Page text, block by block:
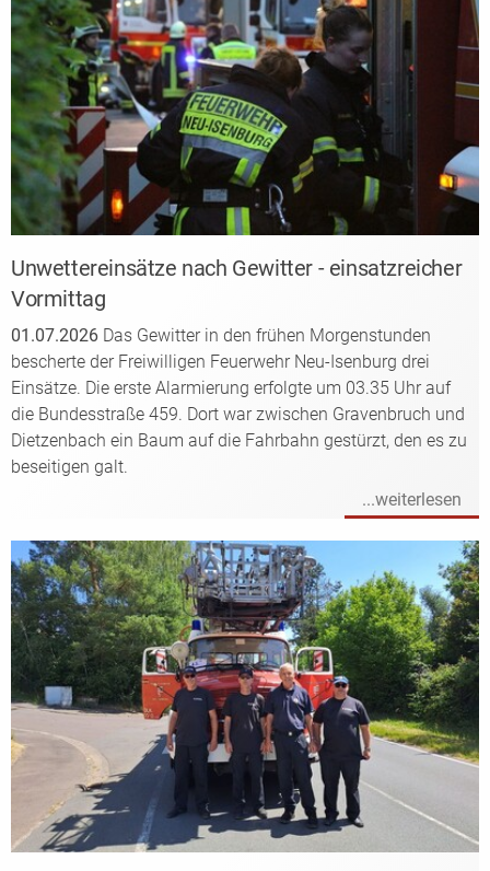
Unwettereinsätze nach Gewitter - einsatzreicher
Vormittag
01.07.2026 Das Gewitter in den frühen Morgenstunden
bescherte der Freiwilligen Feuerwehr Neu-Isenburg drei
Einsätze. Die erste Alarmierung erfolgte um 03.35 Uhr auf
die Bundesstraße 459. Dort war zwischen Gravenbruch und
Dietzenbach ein Baum auf die Fahrbahn gestürzt, den es zu
beseitigen galt.
...weiterlesen